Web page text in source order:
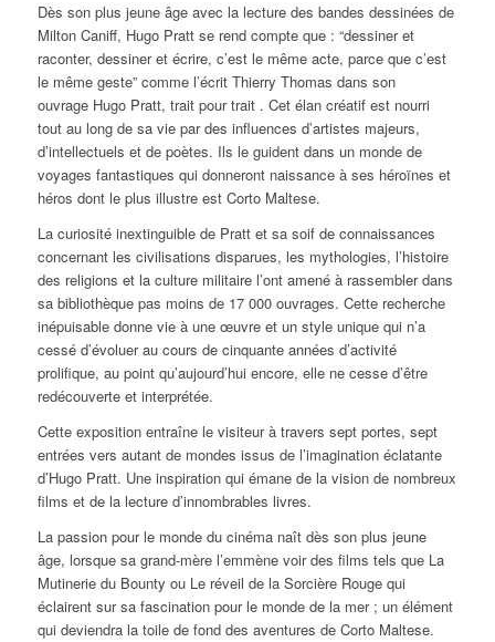
Dès son plus jeune âge avec la lecture des bandes dessinées de
Milton Caniff, Hugo Pratt se rend compte que : “dessiner et
raconter, dessiner et écrire, c’est le même acte, parce que c’est
le même geste” comme l’écrit Thierry Thomas dans son
ouvrage Hugo Pratt, trait pour trait . Cet élan créatif est nourri
tout au long de sa vie par des influences d’artistes majeurs,
d’intellectuels et de poètes. Ils le guident dans un monde de
voyages fantastiques qui donneront naissance à ses héroïnes et
héros dont le plus illustre est Corto Maltese.
La curiosité inextinguible de Pratt et sa soif de connaissances
concernant les civilisations disparues, les mythologies, l’histoire
des religions et la culture militaire l’ont amené à rassembler dans
sa bibliothèque pas moins de 17 000 ouvrages. Cette recherche
inépuisable donne vie à une œuvre et un style unique qui n’a
cessé d’évoluer au cours de cinquante années d’activité
prolifique, au point qu’aujourd’hui encore, elle ne cesse d’être
redécouverte et interprétée.
Cette exposition entraîne le visiteur à travers sept portes, sept
entrées vers autant de mondes issus de l’imagination éclatante
d’Hugo Pratt. Une inspiration qui émane de la vision de nombreux
films et de la lecture d’innombrables livres.
La passion pour le monde du cinéma naît dès son plus jeune
âge, lorsque sa grand-mère l’emmène voir des films tels que La
Mutinerie du Bounty ou Le réveil de la Sorcière Rougequi
éclairent sur sa fascination pour le monde de la mer ; un élément
qui deviendra la toile de fond des aventures de Corto Maltese.